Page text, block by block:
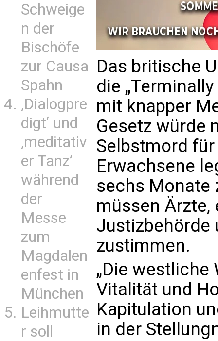
Schweige
n der
Bischöfe
zur Causa
Spahn
‚Dialogpre
digt‘ und
‚meditativ
er Tanz’
während
der
Messe
zum
Magdalen
enfest in
München
Leihmutte
r soll
Das britische
die
mit knapper
Gesetz würde
Selbstmord
Erwachsene
sechs Monate
müssen Ärzte,
Justizbehörde
zustimmen.
„Die westliche
Vitalität und
Kapitulation
in der